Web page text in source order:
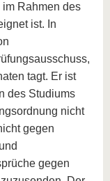
Rahmen des
ist. In
tagt. Er ist
des Studiums
nicht
gegen
gegen